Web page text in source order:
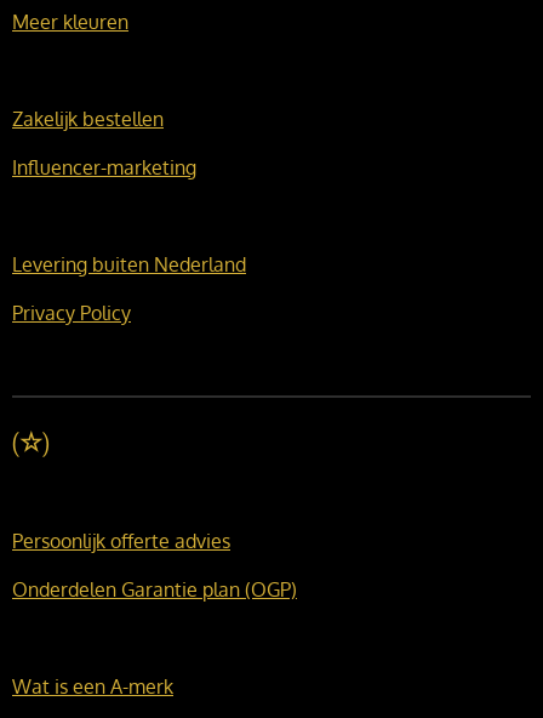
Meer kleuren
Zakelijk bestellen
Influencer-marketing
Levering buiten Nederland
Privacy Policy
(☆)
Persoonlijk offerte advies
Onderdelen Garantie plan (OGP)
Wat is een A-merk